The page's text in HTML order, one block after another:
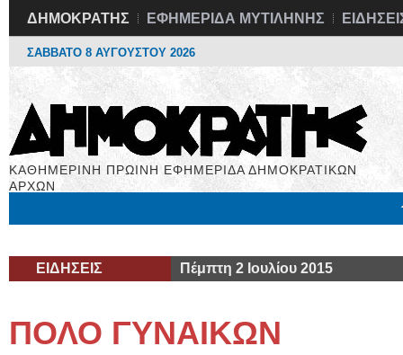
ΔΗΜΟΚΡΑΤΗΣ ΕΦΗΜΕΡΙΔΑ ΜΥΤΙΛΗΝΗΣ
ΣΑΒΒΑΤΟ 8 ΑΥΓΟΥΣΤΟΥ 2026
ΚΑΘΗΜΕΡΙΝΗ ΠΡΩΙΝΗ ΕΦΗΜΕΡΙΔΑ ΔΗΜΟΚΡΑΤΙΚΩΝ
ΑΡΧΩΝ
ΕΙΔΗΣΕΙΣ Πέμπτη 2 Ιουλίου 2015
ΠΟΛΟ ΓΥΝΑΙΚΩΝ